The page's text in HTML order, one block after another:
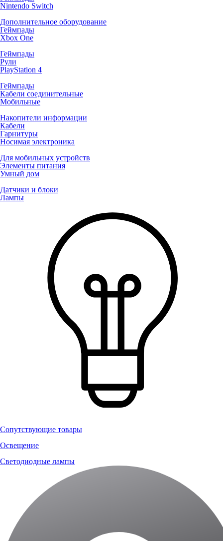
Nintendo Switch
Дополнительное оборудование
Геймпады
Xbox One
Геймпады
Рули
PlayStation 4
Геймпады
Кабели соединительные
Мобильные
Накопители информации
Кабели
Гарнитуры
Носимая электроника
Для мобильных устройств
Элементы питания
Умный дом
Датчики и блоки
Лампы
Сопутствующие товары
Освещение
Светодиодные лампы